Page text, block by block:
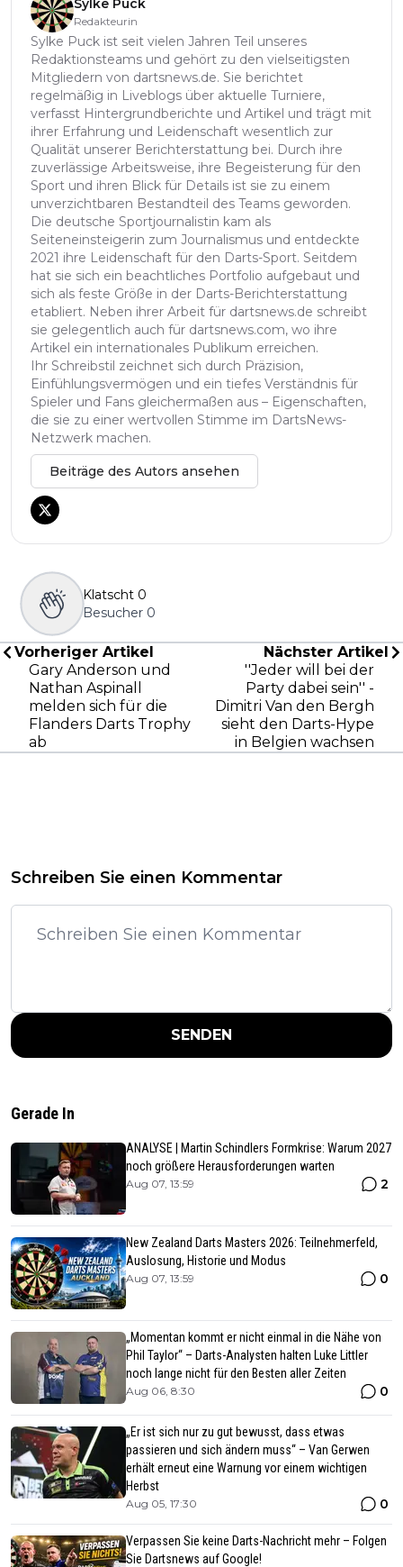
Redakteurin
Sylke Puck ist seit vielen Jahren Teil unseres
Redaktionsteams und gehört zu den vielseitigsten
Mitgliedern von dartsnews.de. Sie berichtet
regelmäßig in Liveblogs über aktuelle Turniere,
verfasst Hintergrundberichte und Artikel und trägt mit
ihrer Erfahrung und Leidenschaft wesentlich zur
Qualität unserer Berichterstattung bei. Durch ihre
zuverlässige Arbeitsweise, ihre Begeisterung für den
Sport und ihren Blick für Details ist sie zu einem
unverzichtbaren Bestandteil des Teams geworden.
Die deutsche Sportjournalistin kam als
Seiteneinsteigerin zum Journalismus und entdeckte
2021 ihre Leidenschaft für den Darts-Sport. Seitdem
hat sie sich ein beachtliches Portfolio aufgebaut und
sich als feste Größe in der Darts-Berichterstattung
etabliert. Neben ihrer Arbeit für dartsnews.de schreibt
sie gelegentlich auch für dartsnews.com, wo ihre
Artikel ein internationales Publikum erreichen.
Ihr Schreibstil zeichnet sich durch Präzision,
Einfühlungsvermögen und ein tiefes Verständnis für
Spieler und Fans gleichermaßen aus – Eigenschaften,
die sie zu einer wertvollen Stimme im DartsNews-
Netzwerk machen.
Beiträge des Autors ansehen
Klatscht 0
Besucher 0
Vorheriger Artikel
Gary Anderson und
Nathan Aspinall
melden sich für die
Flanders Darts Trophy
ab
Nächster Artikel
''Jeder will bei der
Party dabei sein'' -
Dimitri Van den Bergh
sieht den Darts-Hype
in Belgien wachsen
Schreiben Sie einen Kommentar
SENDEN
Gerade In
ANALYSE | Martin Schindlers Formkrise: Warum 2027
noch größere Herausforderungen warten
Aug 07, 13:59 2
New Zealand Darts Masters 2026: Teilnehmerfeld,
Auslosung, Historie und Modus
Aug 07, 13:59 0
„Momentan kommt er nicht einmal in die Nähe von
Phil Taylor“ – Darts-Analysten halten Luke Littler
noch lange nicht für den Besten aller Zeiten
Aug 06, 8:30 0
„Er ist sich nur zu gut bewusst, dass etwas
passieren und sich ändern muss“ – Van Gerwen
erhält erneut eine Warnung vor einem wichtigen
Herbst
Aug 05, 17:30 0
Verpassen Sie keine Darts-Nachricht mehr – Folgen
Sie Dartsnews auf Google!